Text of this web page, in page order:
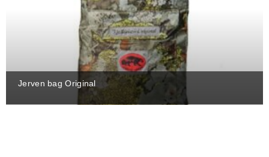
Jerven bag Original